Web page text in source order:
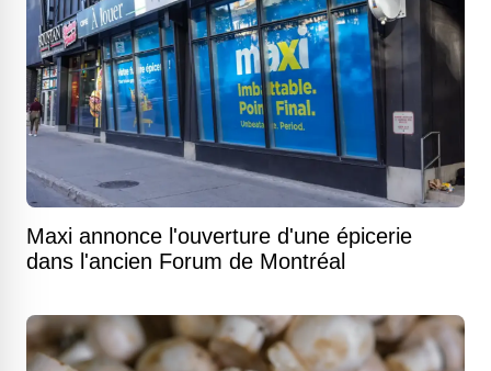
Maxi annonce l'ouverture d'une épicerie
dans l'ancien Forum de Montréal